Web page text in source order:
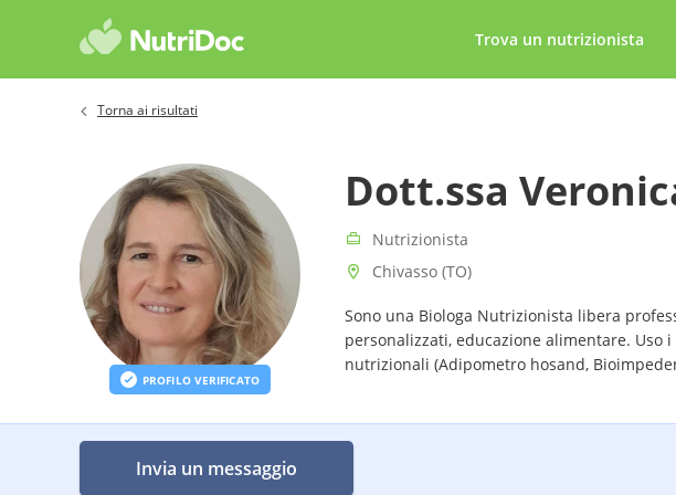
Trova un nutrizionista
Torna ai risultati
PROFILO VERIFICATO
Dott.ssa
Nutrizionista
Chivasso (TO)
Sono una Biologa Nutrizionista libera
personalizzati, educazione alimentare.
nutrizionali (Adipometro hosand,
Invia un messaggio